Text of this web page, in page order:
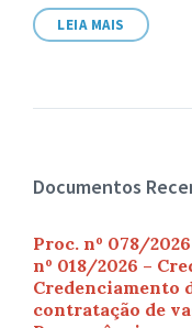
LEIA MAIS
Documentos
Proc. nº 078/
nº 018/2026 –
Credenciamento
contratação de